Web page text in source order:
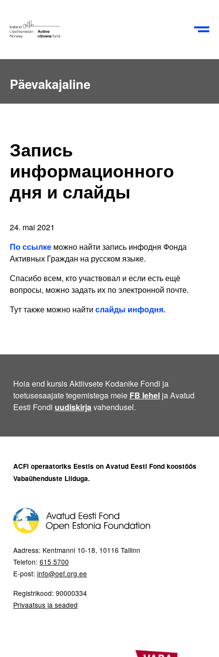
EN RU
Päevakajaline
Запись
информационного
дня и слайды
24. mai 2021
По ссылке можно найти запись инфодня Фонда
Активных Граждан на русском языке.
Спасибо всем, кто участвовал и если есть ещё
вопросы, можно задать их по электронной почте.
Тут также можно найти слайды инфодня.
Hoia end kursis Aktiivsete Kodanike Fondi ja
toetusesaajate tegemistega meie FB lehelja Avatud
Eesti Fondi uudiskirja vahendusel.
ACFi operaatoriks Eestis on Avatud Eesti Fond koostöös
Vabaühenduste Liiduga.
Aadress: Kentmanni 10-18, 10116 Tallinn
Telefon: 615 5700
E-post: info@oef.org.ee
Registrikood: 90000334
Privaatsus ja seaded